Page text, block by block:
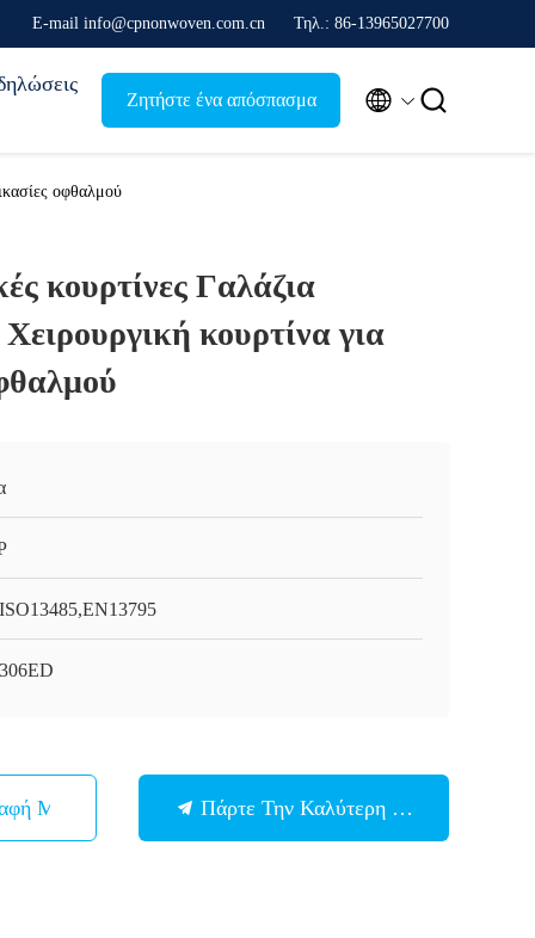
Ε-mail info@cpnonwoven.com.cn Τηλ.: 86-13965027700
Ζητήστε ένα απόσπασμα  
οφθαλμού
κουρτίνες Γαλάζια
κουρτίνα για
Με Πάρτε Την Καλύτερη Τιμή